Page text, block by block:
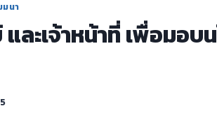
มนา
ละเจ้าหน้าที่ เพื่อมอบ